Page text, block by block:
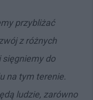
przybliżać
z różnych
do
na tym terenie.
ludzie, zarówno